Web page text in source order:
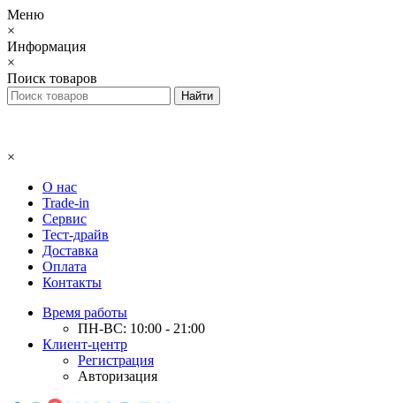
Меню
×
Информация
×
Поиск товаров
×
О нас
Trade-in
Сервис
Тест-драйв
Доставка
Оплата
Контакты
Время работы
ПН-ВС: 10:00 - 21:00
Клиент-центр
Регистрация
Авторизация